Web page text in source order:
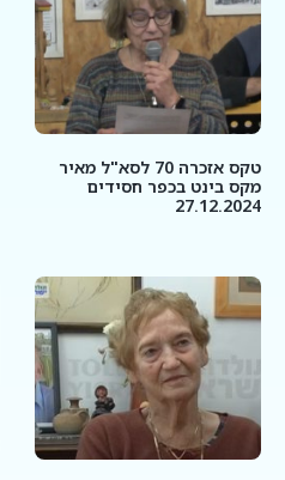
טקס אזכרה 70 לסא"ל מאיר
מקס בינט בכפר חסידים
27.12.2024